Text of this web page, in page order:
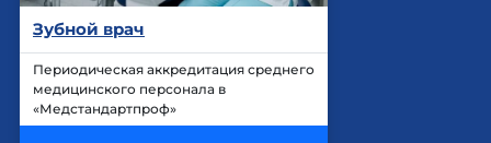
Зубной врач
Периодическая аккредитация среднего
медицинского персонала в
«Медстандартпроф»